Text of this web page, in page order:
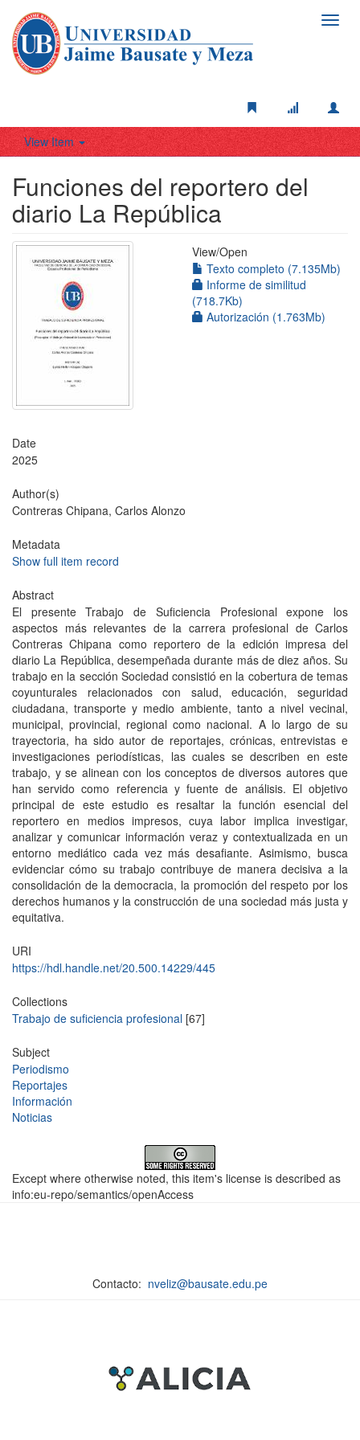
View Item
Funciones del reportero del
diario La República
View/Open
Texto completo (7.135Mb)
Informe de similitud
(718.7Kb)
Autorización (1.763Mb)
Date
2025
Author(s)
Contreras Chipana, Carlos Alonzo
Metadata
Show full item record
Abstract
El presente Trabajo de Suficiencia Profesional expone los
aspectos más relevantes de la carrera profesional de Carlos
Contreras Chipana como reportero de la edición impresa del
diario La República, desempeñada durante más de diez años. Su
trabajo en la sección Sociedad consistió en la cobertura de temas
coyunturales relacionados con salud, educación, seguridad
ciudadana, transporte y medio ambiente, tanto a nivel vecinal,
municipal, provincial, regional como nacional. A lo largo de su
trayectoria, ha sido autor de reportajes, crónicas, entrevistas e
investigaciones periodísticas, las cuales se describen en este
trabajo, y se alinean con los conceptos de diversos autores que
han servido como referencia y fuente de análisis. El objetivo
principal de este estudio es resaltar la función esencial del
reportero en medios impresos, cuya labor implica investigar,
analizar y comunicar información veraz y contextualizada en un
entorno mediático cada vez más desafiante. Asimismo, busca
evidenciar cómo su trabajo contribuye de manera decisiva a la
consolidación de la democracia, la promoción del respeto por los
derechos humanos y la construcción de una sociedad más justa y
equitativa.
URI
https://hdl.handle.net/20.500.14229/445
Collections
Trabajo de suficiencia profesional [67]
Subject
Periodismo
Reportajes
Información
Noticias
Except where otherwise noted, this item's license is described as
info:eu-repo/semantics/openAccess
Contacto: nveliz@bausate.edu.pe